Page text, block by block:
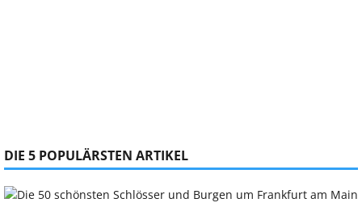
DIE 5 POPULÄRSTEN ARTIKEL